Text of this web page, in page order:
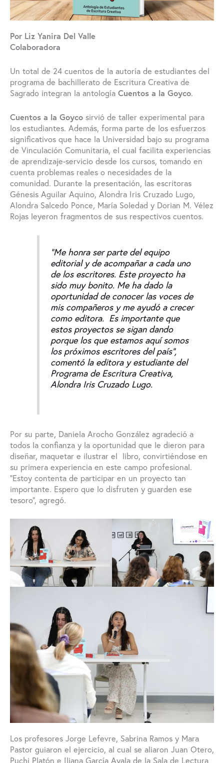
Por Liz Yanira Del Valle
Colaboradora
Un total de 24 cuentos de la autoría de estudiantes del
programa de bachillerato de Escritura Creativa de
Sagrado integran la antología Cuentos a la Goyco.
Cuentos a la Goyco sirvió de taller experimental para
los estudiantes. Además, forma parte de los esfuerzos
significativos que hace la Universidad bajo su programa
de Vinculación Comunitaria, el cual facilita experiencias
de aprendizaje-servicio desde los cursos, tomando en
cuenta problemas reales o necesidades de la
comunidad. Durante la presentación, las escritoras
Génesis Aguilar Aquino, Alondra Iris Cruzado Lugo,
Alondra Salcedo Ponce, María Soledad y Dorian M. Vélez
Rojas leyeron fragmentos de sus respectivos cuentos.
“Me honra ser parte del equipo
editorial y de acompañar a cada uno
de los escritores. Este proyecto ha
sido muy bonito. Me ha dado la
oportunidad de conocer las voces de
mis compañeros y me ayudó a crecer
como editora. Es importante que
estos proyectos se sigan dando
porque los que estamos aquí somos
los próximos escritores del país”,
comentó la editora y estudiante del
Programa de Escritura Creativa,
Alondra Iris Cruzado Lugo.
Por su parte, Daniela Arocho González agradeció a
todos la confianza y la oportunidad que le dieron para
diseñar, maquetar e ilustrar el libro, convirtiéndose en
su primera experiencia en este campo profesional.
“Estoy contenta de participar en un proyecto tan
importante. Espero que lo disfruten y guarden ese
tesoro”, agregó.
Los profesores Jorge Lefevre, Sabrina Ramos y Mara
Pastor guiaron el ejercicio, al cual se aliaron Juan Otero,
Puchi Platón e Iliana García Ayala de la Sala de Lectura